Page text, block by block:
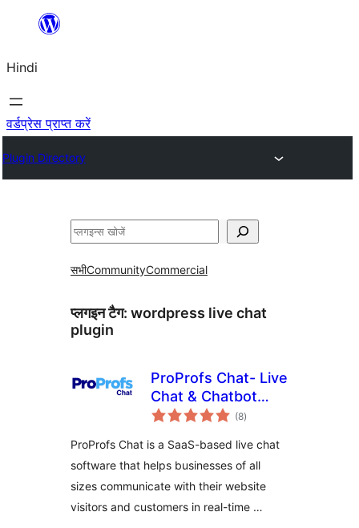
सामग्री
जाएं
Hindi
वर्डप्रेस प्राप्त करें
Plugin Directory
खोजें
सभीCommunityCommercial
प्लगइन टैग: wordpress live chat
plugin
ProProfs Chat- Live
Chat & Chatbot
Plugin
(8कुल
दर)
ProProfs Chat is a SaaS-based live chat
software that helps businesses of all
sizes communicate with their website
visitors and customers in real-time …